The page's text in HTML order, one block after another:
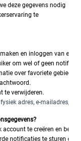
deze gegevens nodig
te
en inloggen van een
om wel of geen
over favoriete gebied.
te verwijderen.
adres, e-mailadres,
account te creëren en
notificaties te sturen op